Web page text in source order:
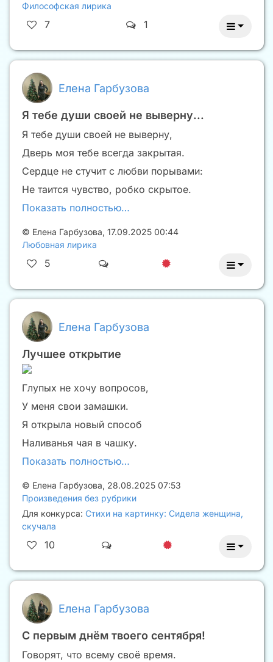
Философская лирика
7 1
Елена Гарбузова
Я тебе души своей не выверну...
Я тебе души своей не выверну,
Дверь моя тебе всегда закрытая.
Сердце не стучит с любви порывами:
Не таится чувство, робко скрытое.
Показать полностью…
© Елена Гарбузова, 17.09.2025 00:44
Любовная лирика
5
Елена Гарбузова
Лучшее открытие
Глупых не хочу вопросов,
У меня свои замашки.
Я открыла новый способ
Наливанья чая в чашку.
Показать полностью…
© Елена Гарбузова, 28.08.2025 07:53
Произведения без рубрики
Для конкурса: Стихи на картинку: Сидела женщина,
скучала
10
Елена Гарбузова
С первым днëм твоего сентября!
Говорят, что всему своë время.